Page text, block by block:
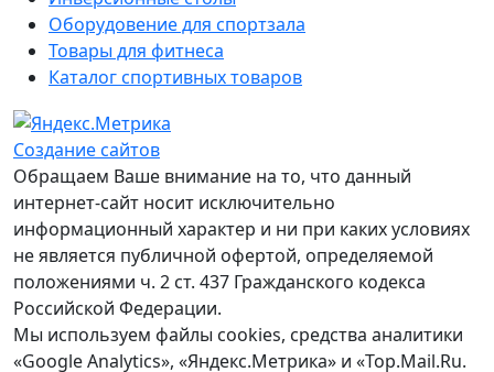
Оборудовение для спортзала
Товары для фитнеса
Каталог спортивных товаров
Создание сайтов
Обращаем Ваше внимание на то, что данный
интернет-сайт носит исключительно
информационный характер и ни при каких условиях
не является публичной офертой, определяемой
положениями ч. 2 ст. 437 Гражданского кодекса
Российской Федерации.
Мы используем файлы cookies, средства аналитики
«Google Analytics», «Яндекс.Метрика» и «Top.Mail.Ru.